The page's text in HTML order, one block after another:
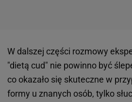
W dalszej części rozmowy
"dietą cud" nie powinno być
co okazało się skuteczne w
formy u znanych osób, tylko